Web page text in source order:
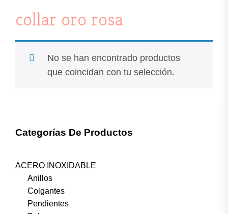
collar oro rosa
No se han encontrado productos
que coincidan con tu selección.
Categorías De Productos
ACERO INOXIDABLE
Anillos
Colgantes
Pendientes